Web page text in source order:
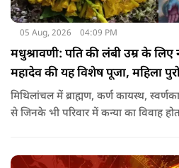
05 Aug, 2026 04:09 PM
मधुश्रावणी: पति की लंबी उम्र के लिए
महादेव की यह विशेष पूजा, महिला
मिथिलांचल में ब्राह्मण, कर्ण कायस्थ,
से जिनके भी परिवार में कन्या का विवाह